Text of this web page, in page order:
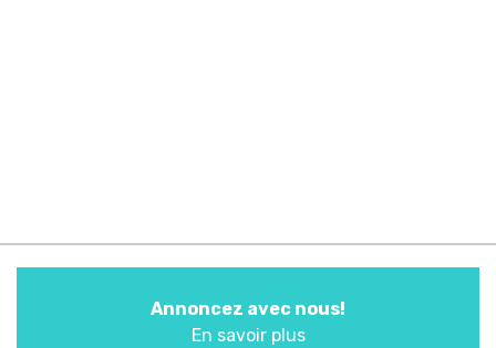
Annoncez avec nous!
En savoir plus